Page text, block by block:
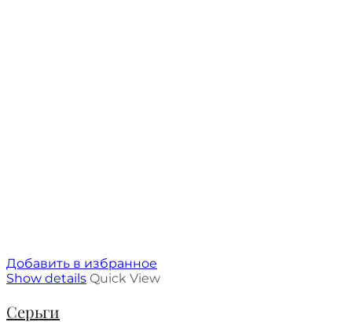
Добавить в избранное
Show details Quick View
Серьги